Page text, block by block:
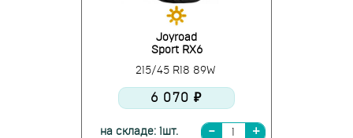
Joyroad
Sport RX6
215/45 R18 89W
6 070 ₽
на складе: 1шт.